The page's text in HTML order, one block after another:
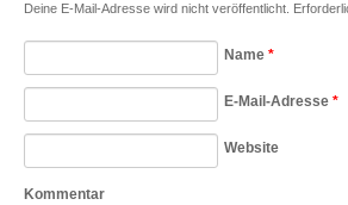
Deine E-Mail-Adresse wird nicht veröffentlicht.
Name*
E-Mail-Adresse*
Website
Kommentar